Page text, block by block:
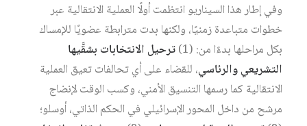
وفي إطار هذا السيناريو انتظمت أولًا العملية الانتقالية عبر
خطوات متباعدة زمنيًا، ولكنها بدت مترابطة عضويًا للإمساك
بكل مراحلها بدءًا من: (1)
ترحيل الانتخابات بشقَّيها
التشريعي والرئاسي، للقضاء على أي تحالفات تعيق العملية
الانتقالية كما رسمها التنسيق الأمني، وكسب الوقت لإنضاج
مرشح من داخل المحور الإسرائيلي في الحكم الذاتي، أوسلو؛